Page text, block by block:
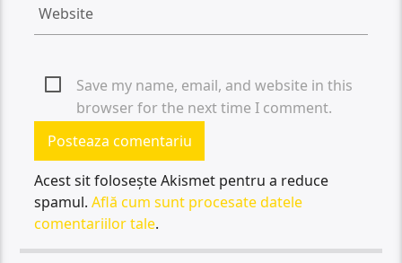
Save my name, email, and website in this
browser for the next time I comment.
Acest sit folosește Akismet pentru a reduce
spamul.Află cum sunt procesate datele
comentariilor tale.